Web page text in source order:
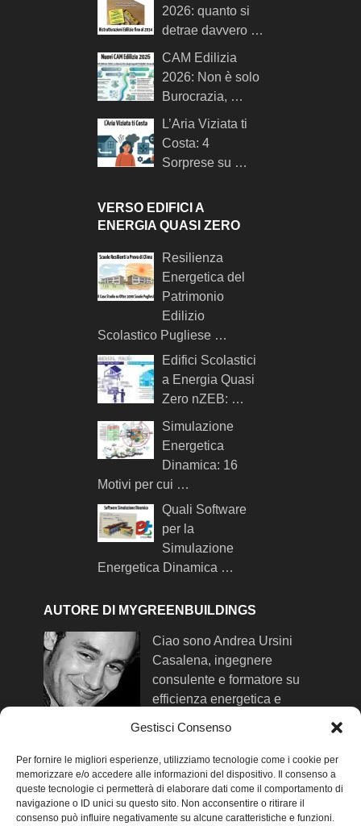
Gestisci Consenso
Per fornire le migliori esperienze, utilizziamo tecnologie come i cookie per
memorizzare e/o accedere alle informazioni del dispositivo. Il consenso a
queste tecnologie ci permetterà di elaborare dati come il comportamento di
navigazione o ID unici su questo sito. Non acconsentire o ritirare il
consenso può influire negativamente su alcune caratteristiche e funzioni.
2026: quanto si
detrae davvero …
CAM Edilizia
2026: Non è solo
Burocrazia, …
L’Aria Viziata ti
Costa: 4
Sorprese su …
VERSO EDIFICI A
ENERGIA QUASI ZERO
Resilienza
Energetica del
Patrimonio
Edilizio
Scolastico Pugliese …
Edifici Scolastici
a Energia Quasi
Zero nZEB: …
Simulazione
Energetica
Dinamica: 16
Motivi per cui …
Quali Software
per la
Simulazione
Energetica Dinamica …
AUTORE DI MYGREENBUILDINGS
Ciao sono Andrea Ursini
Casalena, ingegnere
consulente e formatore su
efficienza energetica e
SEGUIMI SUI SOCIAL NETWORK